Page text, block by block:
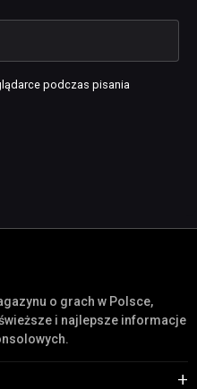
podczas pisania
o grach w Polsce,
i najlepsze informacje